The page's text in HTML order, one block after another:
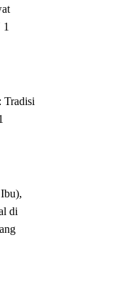
Tradisi
di